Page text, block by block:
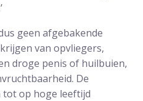
geen afgebakende
van opvliegers,
droge penis of huilbuien,
De
tot op hoge leeftijd